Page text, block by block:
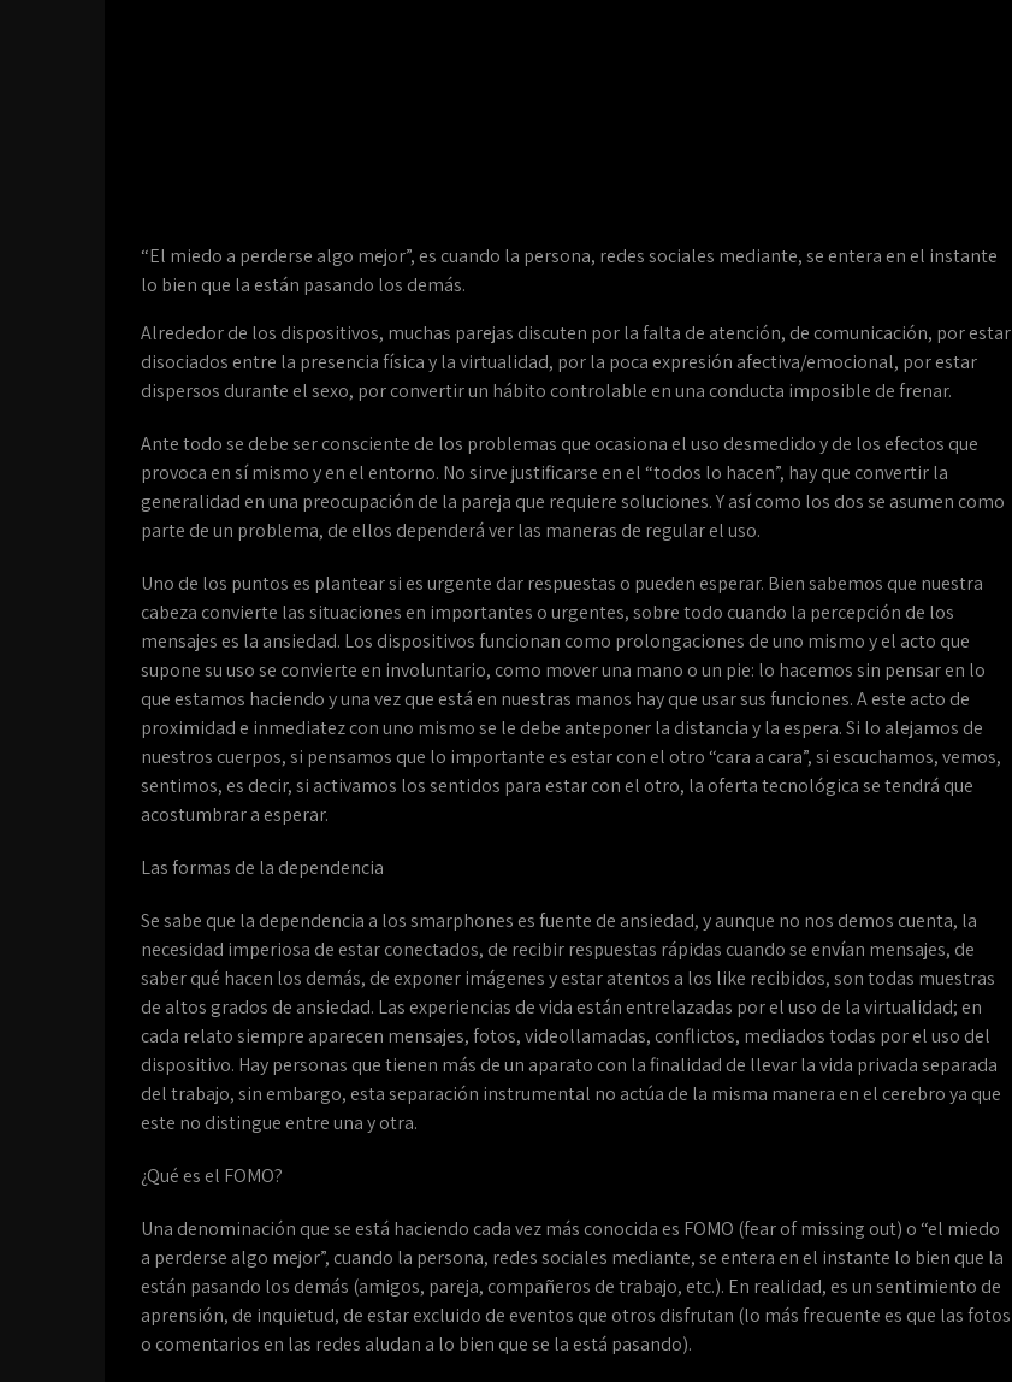
“El miedo a perderse algo mejor”, es cuando la persona, redes sociales mediante, se entera en el instante
lo bien que la están pasando los demás.
Alrededor de los dispositivos, muchas parejas discuten por la falta de atención, de comunicación, por estar
disociados entre la presencia física y la virtualidad, por la poca expresión afectiva/emocional, por estar
dispersos durante el sexo, por convertir un hábito controlable en una conducta imposible de frenar.
Ante todo se debe ser consciente de los problemas que ocasiona el uso desmedido y de los efectos que
provoca en sí mismo y en el entorno. No sirve justificarse en el “todos lo hacen”, hay que convertir la
generalidad en una preocupación de la pareja que requiere soluciones. Y así como los dos se asumen como
parte de un problema, de ellos dependerá ver las maneras de regular el uso.
Uno de los puntos es plantear si es urgente dar respuestas o pueden esperar. Bien sabemos que nuestra
cabeza convierte las situaciones en importantes o urgentes, sobre todo cuando la percepción de los
mensajes es la ansiedad. Los dispositivos funcionan como prolongaciones de uno mismo y el acto que
supone su uso se convierte en involuntario, como mover una mano o un pie: lo hacemos sin pensar en lo
que estamos haciendo y una vez que está en nuestras manos hay que usar sus funciones. A este acto de
proximidad e inmediatez con uno mismo se le debe anteponer la distancia y la espera. Si lo alejamos de
nuestros cuerpos, si pensamos que lo importante es estar con el otro “cara a cara”, si escuchamos, vemos,
sentimos, es decir, si activamos los sentidos para estar con el otro, la oferta tecnológica se tendrá que
acostumbrar a esperar.
Las formas de la dependencia
Se sabe que la dependencia a los smarphones es fuente de ansiedad, y aunque no nos demos cuenta, la
necesidad imperiosa de estar conectados, de recibir respuestas rápidas cuando se envían mensajes, de
saber qué hacen los demás, de exponer imágenes y estar atentos a los like recibidos, son todas muestras
de altos grados de ansiedad. Las experiencias de vida están entrelazadas por el uso de la virtualidad; en
cada relato siempre aparecen mensajes, fotos, videollamadas, conflictos, mediados todas por el uso del
dispositivo. Hay personas que tienen más de un aparato con la finalidad de llevar la vida privada separada
del trabajo, sin embargo, esta separación instrumental no actúa de la misma manera en el cerebro ya que
este no distingue entre una y otra.
¿Qué es el FOMO?
Una denominación que se está haciendo cada vez más conocida es FOMO (fear of missing out) o “el miedo
a perderse algo mejor”, cuando la persona, redes sociales mediante, se entera en el instante lo bien que la
están pasando los demás (amigos, pareja, compañeros de trabajo, etc.). En realidad, es un sentimiento de
aprensión, de inquietud, de estar excluido de eventos que otros disfrutan (lo más frecuente es que las fotos
o comentarios en las redes aludan a lo bien que se la está pasando).